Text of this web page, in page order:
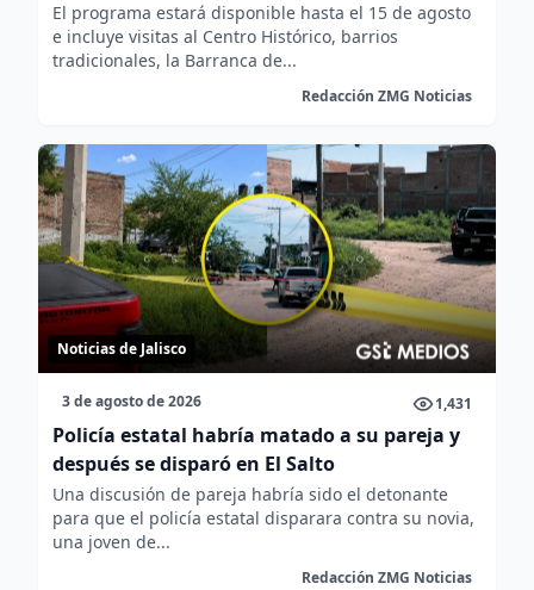
El programa estará disponible hasta el 15 de agosto
e incluye visitas al Centro Histórico, barrios
tradicionales, la Barranca de...
Redacción ZMG Noticias
Noticias de Jalisco
3 de agosto de 2026 1,431
Policía estatal habría matado a su pareja y
después se disparó en El Salto
Una discusión de pareja habría sido el detonante
para que el policía estatal disparara contra su novia,
una joven de...
Redacción ZMG Noticias